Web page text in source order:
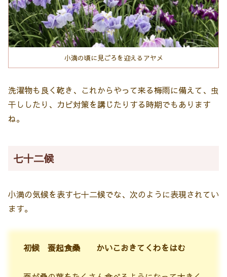
小満の頃に見ごろを迎えるアヤメ
洗濯物も良く乾き、これからやって来る梅雨に備えて、虫
干ししたり、カビ対策を講じたりする時期でもあります
ね。
七十二候
小満の気候を表す七十二候でな、次のように表現されてい
ます。
初候 蚕起食桑 かいこおきてくわをはむ